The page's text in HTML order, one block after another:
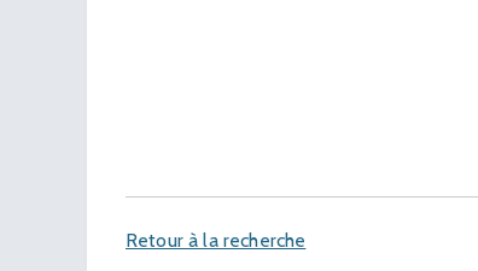
Retour à la recherche